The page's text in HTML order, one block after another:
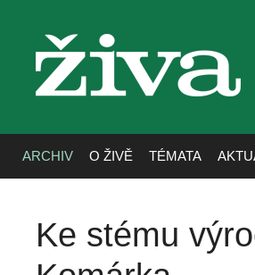
živa
ARCHIV O ŽIVĚ TÉMATA
Ke stému